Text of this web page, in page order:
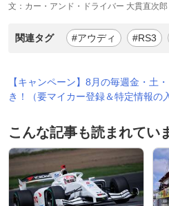
文：カー・アンド・ドライバー 大貫直次郎
関連タグ #アウディ #RS3
【キャンペーン】8月の毎週金・土
き！（要マイカー登録＆特定情報の
こんな記事も読まれてい